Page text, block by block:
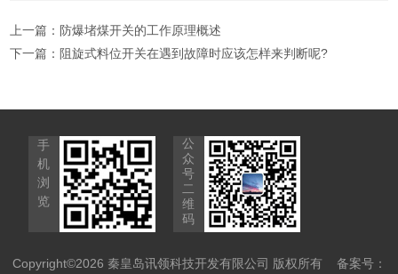
上一篇： 防爆堵煤开关的工作原理概述
下一篇： 阻旋式料位开关在遇到故障时应该怎样来判断呢?
手
机
浏
览
公
众
号
二
维
码
Copyright©2026 秦皇岛讯领科技开发有限公司 版权所有 备案号：